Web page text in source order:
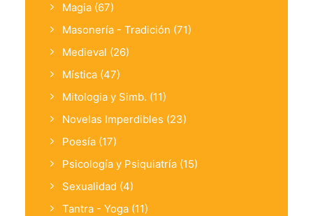
Magia (67)
Masonería - Tradición (71)
Medieval (26)
Mística (47)
Mitologia y Simb. (11)
Novelas Imperdibles (23)
Poesía (17)
Psicología y Psiquiatría (15)
Sexualidad (4)
Tantra - Yoga (11)